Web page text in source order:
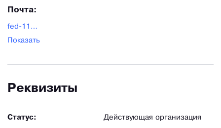
продукции!
Почта:
fed-11@ya.ru
Показать
Реквизиты
Статус: Действующая организация